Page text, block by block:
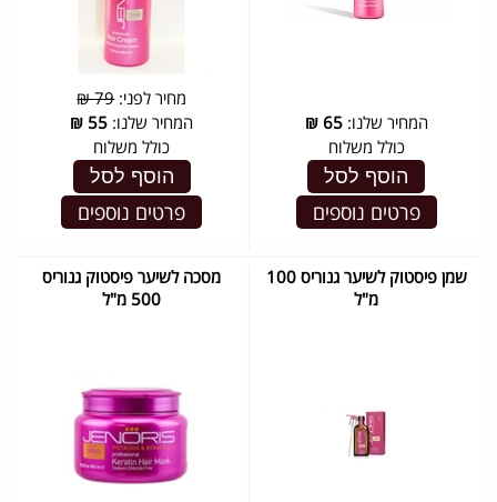
המחיר שלנו:65
₪
כולל משלוח
הוסף לסל
פרטים נוספים
מחיר לפני:79 ₪
המחיר שלנו: 55
₪
כולל משלוח
הוסף לסל
פרטים נוספים
שמן פיסטוק לשיער גנוריס 100
מ"ל
מסכה לשיער פיסטוק גנוריס
500 מ"ל